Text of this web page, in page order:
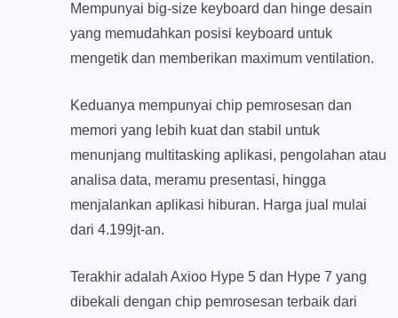
Mempunyai big-size keyboard dan hinge desain
yang memudahkan posisi keyboard untuk
mengetik dan memberikan maximum ventilation.
Keduanya mempunyai chip pemrosesan dan
memori yang lebih kuat dan stabil untuk
menunjang multitasking aplikasi, pengolahan atau
analisa data, meramu presentasi, hingga
menjalankan aplikasi hiburan. Harga jual mulai
dari 4.199jt-an.
Terakhir adalah Axioo Hype 5 dan Hype 7 yang
dibekali dengan chip pemrosesan terbaik dari